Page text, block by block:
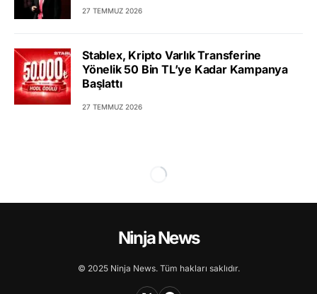
27 TEMMUZ 2026
Stablex, Kripto Varlık Transferine
Yönelik 50 Bin TL’ye Kadar Kampanya
Başlattı
27 TEMMUZ 2026
Ninja News
© 2025 Ninja News. Tüm hakları saklıdır.